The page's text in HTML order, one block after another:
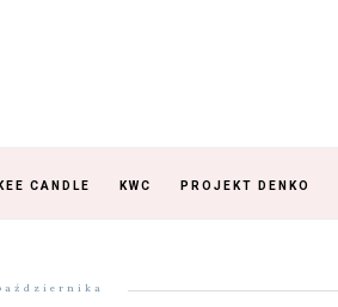
CANDLE KWC PROJEKT DENKO